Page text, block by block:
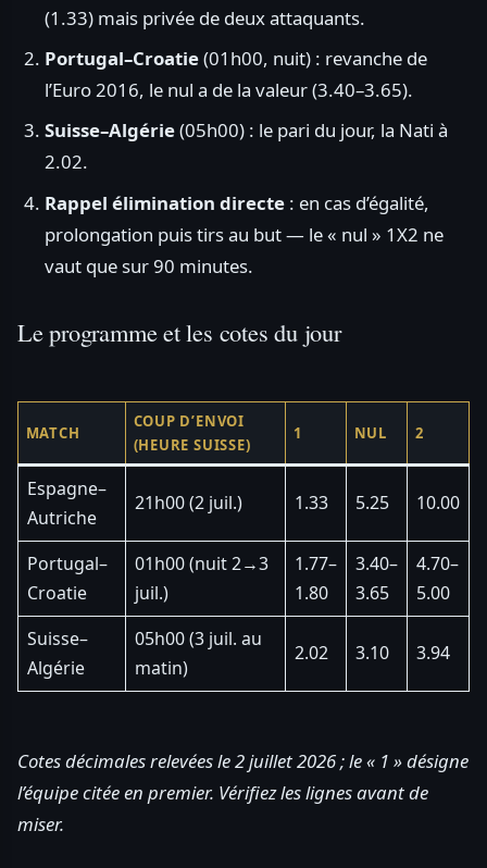
(1.33) mais privée de deux attaquants.
Portugal–Croatie(01h00, nuit) : revanche de
l’Euro 2016, le nul a de la valeur (3.40–3.65).
Suisse–Algérie(05h00) : le pari du jour, la Nati à
2.02.
Rappel élimination directe : en cas d’égalité,
prolongation puis tirs au but — le « nul » 1X2 ne
vaut que sur 90 minutes.
Le programme et les cotes du jour
MATCH
COUP D’ENVOI
(HEURE SUISSE)
1 NUL 2
Espagne–
Autriche
21h00 (2 juil.) 1.33 5.25 10.00
Portugal–
Croatie
01h00 (nuit 2→3
juil.)
1.77–
1.80
3.40–
3.65
4.70–
5.00
Suisse–
Algérie
05h00 (3 juil. au
matin)
2.02 3.10 3.94
Cotes décimales relevées le 2 juillet 2026 ; le « 1 » désigne
l’équipe citée en premier. Vérifiez les lignes avant de
miser.